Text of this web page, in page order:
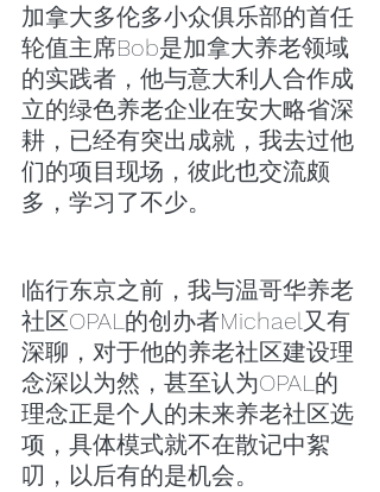
加拿大多伦多小众俱乐部的首任
轮值主席Bob是加拿大养老领域
的实践者，他与意大利人合作成
立的绿色养老企业在安大略省深
耕，已经有突出成就，我去过他
们的项目现场，彼此也交流颇
多，学习了不少。
临行东京之前，我与温哥华养老
社区OPAL的创办者Michael又有
深聊，对于他的养老社区建设理
念深以为然，甚至认为OPAL的
理念正是个人的未来养老社区选
项，具体模式就不在散记中絮
叨，以后有的是机会。